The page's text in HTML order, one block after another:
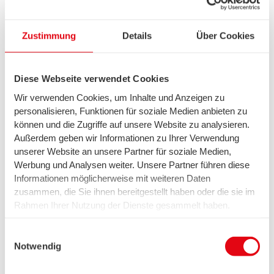
Zustimmung Details Über Cookies
Diese Webseite verwendet Cookies
Wir verwenden Cookies, um Inhalte und Anzeigen zu
personalisieren, Funktionen für soziale Medien anbieten zu
können und die Zugriffe auf unsere Website zu analysieren.
Außerdem geben wir Informationen zu Ihrer Verwendung
unserer Website an unsere Partner für soziale Medien,
Werbung und Analysen weiter. Unsere Partner führen diese
Informationen möglicherweise mit weiteren Daten
zusammen, die Sie ihnen bereitgestellt haben oder die sie im
Rahmen Ihrer Nutzung der Dienste gesammelt haben.
existiert. Das birgt das Risiko des unbemerkten Zugriffs
durch Behörden, das Fehlen von Betroffenenrechten,
Notwendig
Mein Anschluss wurde wegen
Zahlungsrückständen gesperrt. Was
muss ich tun?
Ihr Anschluss wird durch Überweisung der überfälligen
Beträge entsperrt. Verwenden Sie hierfür die in der Mahnung
genannten Zahlungsinformationen.